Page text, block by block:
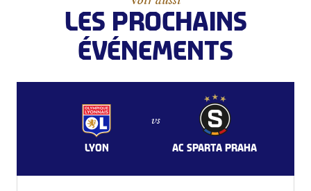
LES PROCHAINS
ÉVÉNEMENTS
LYON
vs
AC SPARTA PRAHA